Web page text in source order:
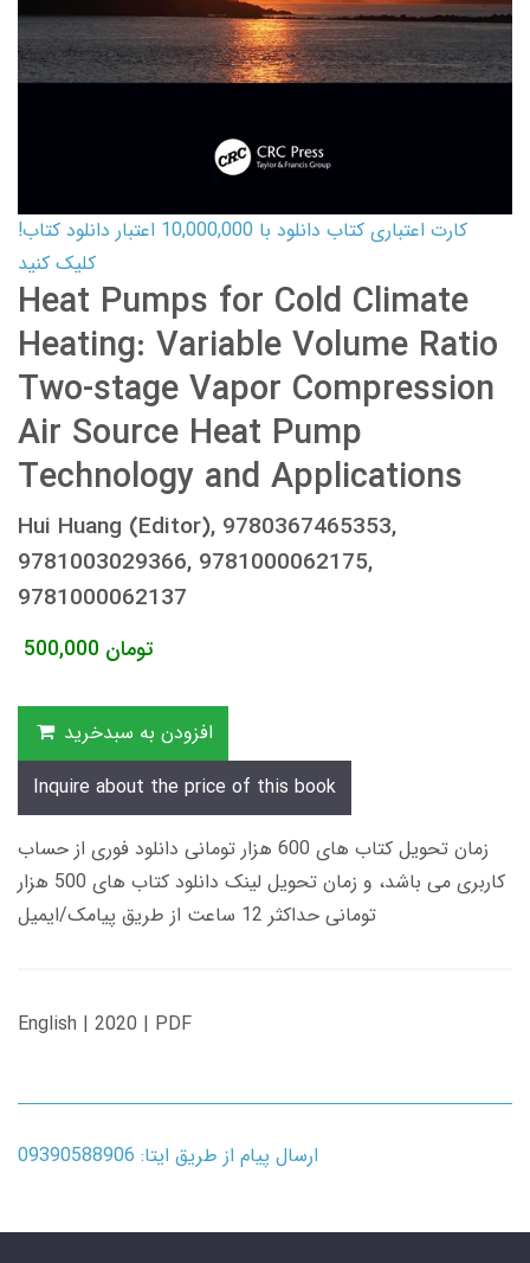
کارت اعتباری کتاب دانلود با 10,000,000 اعتبار دانلود کتاب!
کلیک کنید
Heat Pumps for Cold Climate
Heating: Variable Volume Ratio
Two-stage Vapor Compression
Air Source Heat Pump
Technology and Applications
Hui Huang (Editor), 9780367465353,
9781003029366, 9781000062175,
9781000062137
500,000 تومان
افزودن به سبدخرید
Inquire about the price of this book
زمان تحویل کتاب های 600 هزار تومانی دانلود فوری از حساب
کاربری می باشد، و زمان تحویل لینک دانلود کتاب های 500 هزار
تومانی حداکثر 12 ساعت از طریق پیامک/ایمیل
English | 2020 | PDF
ارسال پیام از طریق ایتا: 09390588906